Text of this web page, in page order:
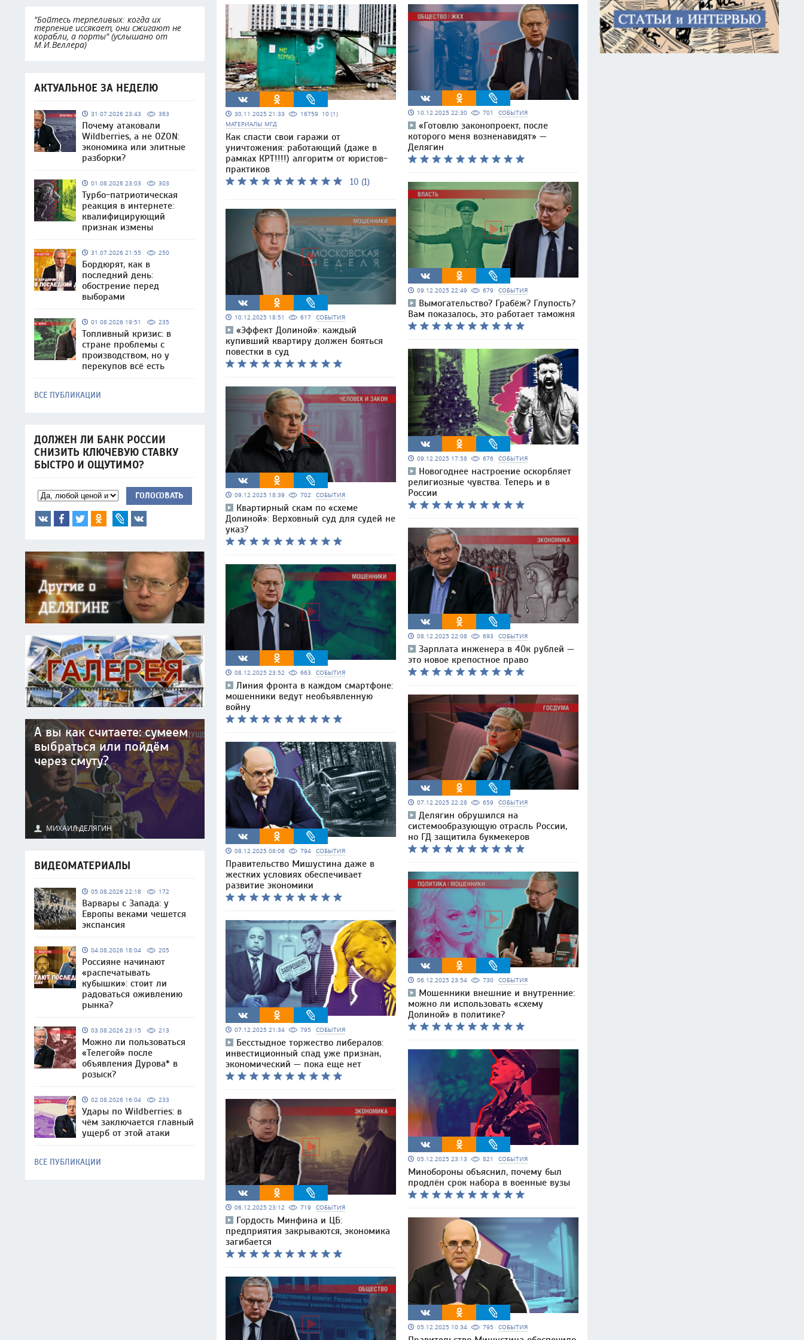
"Бойтесь терпеливых: когда их
терпение иссякает, они сжигают не
корабли, а порты" (услышано от
М.И.Веллера)
АКТУАЛЬНОЕ ЗА НЕДЕЛЮ
31.07.2026 23:43 363
Почему атаковали
Wildberries, а не OZON:
экономика или элитные
разборки?
01.08.2026 23:03 303
Турбо-патриотическая
реакция в интернете:
квалифицирующий
признак измены
31.07.2026 21:55 250
Бордюрят, как в
последний день:
обострение перед
выборами
01.08.2026 19:51 235
Топливный кризис: в
стране проблемы с
производством, но у
перекупов всё есть
ВСЕ ПУБЛИКАЦИИ
ДОЛЖЕН ЛИ БАНК РОССИИ
СНИЗИТЬ КЛЮЧЕВУЮ СТАВКУ
БЫСТРО И ОЩУТИМО?
ГОЛОСОВАТЬ
А вы как считаете: сумеем
выбраться или пойдём
через смуту?
МИХАИЛ ДЕЛЯГИН
ВИДЕОМАТЕРИАЛЫ
05.08.2026 22:18 172
Варвары с Запада: у
Европы веками чешется
экспансия
04.08.2026 18:04 205
Россияне начинают
«распечатывать
кубышки»: стоит ли
радоваться оживлению
рынка?
03.08.2026 23:15 213
Можно ли пользоваться
«Телегой» после
объявления Дурова* в
розыск?
02.08.2026 16:04 233
Удары по Wildberries: в
чём заключается главный
ущерб от этой атаки
ВСЕ ПУБЛИКАЦИИ
30.11.2025 21:33 16759 10 (1)
МАТЕРИАЛЫ МГД
Как спасти свои гаражи от
уничтожения: работающий (даже в
рамках КРТ!!!!) алгоритм от юристов-
практиков
10 (1)
10.12.2025 18:51 617 СОБЫТИЯ
«Эффект Долиной»: каждый
купивший квартиру должен бояться
повестки в суд
09.12.2025 18:39 702 СОБЫТИЯ
Квартирный скам по «схеме
Долиной»: Верховный суд для судей не
указ?
08.12.2025 23:52 663 СОБЫТИЯ
Линия фронта в каждом смартфоне:
мошенники ведут необъявленную
войну
08.12.2025 08:06 794 СОБЫТИЯ
Правительство Мишустина даже в
жестких условиях обеспечивает
развитие экономики
07.12.2025 21:34 795 СОБЫТИЯ
Бесстыдное торжество либералов:
инвестиционный спад уже признан,
экономический — пока еще нет
06.12.2025 23:12 719 СОБЫТИЯ
Гордость Минфина и ЦБ:
предприятия закрываются, экономика
загибается
10.12.2025 22:30 701 СОБЫТИЯ
«Готовлю законопроект, после
которого меня возненавидят» —
Делягин
09.12.2025 22:49 679 СОБЫТИЯ
Вымогательство? Грабёж? Глупость?
Вам показалось, это работает таможня
09.12.2025 17:58 676 СОБЫТИЯ
Новогоднее настроение оскорбляет
религиозные чувства. Теперь и в
России
08.12.2025 22:08 693 СОБЫТИЯ
Зарплата инженера в 40к рублей —
это новое крепостное право
07.12.2025 22:28 659 СОБЫТИЯ
Делягин обрушился на
системообразующую отрасль России,
но ГД защитила букмекеров
06.12.2025 23:54 730 СОБЫТИЯ
Мошенники внешние и внутренние:
можно ли использовать «схему
Долиной» в политике?
05.12.2025 23:13 821 СОБЫТИЯ
Минобороны объяснил, почему был
продлён срок набора в военные вузы
05.12.2025 10:34 795 СОБЫТИЯ